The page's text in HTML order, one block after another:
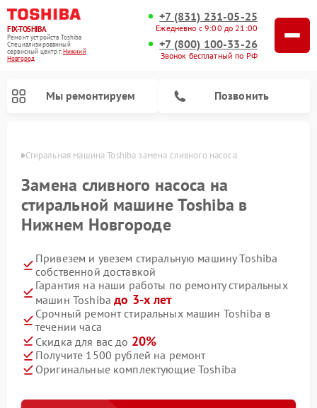
FIX-TOSHIBA
Ремонт устройств Toshiba
Специализированный
cервисный центр г.Нижний
Новгород
+7 (831) 231-05-25
Ежедневно с 9:00 до 21:00
+7 (800) 100-33-26
Звонок бесплатный по РФ
Мы ремонтируем Позвонить
Стиральная машина Toshiba замена сливного насоса
Замена сливного насоса на
стиральной машине Toshiba в
Нижнем Новгороде
Привезем и увезем стиральную машину Toshiba
собственной доставкой
Гарантия на наши работы по ремонту стиральных
машин Toshibaдо 3-х лет
Срочный ремонт стиральных машин Toshiba в
течении часа
Скидка для вас до 20%
Получите 1500 рублей на ремонт
Оригинальные комплектующие Toshiba